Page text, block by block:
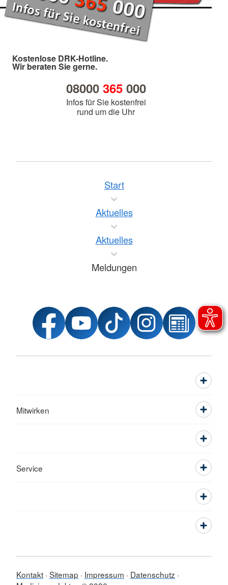
Kostenlose DRK-Hotline.
Wir beraten Sie gerne.
08000 365000
Infos für Sie kostenfrei
rund um die Uhr
Start
Aktuelles
Aktuelles
Meldungen
Mitwirken
Service
Kontakt Sitemap Impressum
Datenschutz